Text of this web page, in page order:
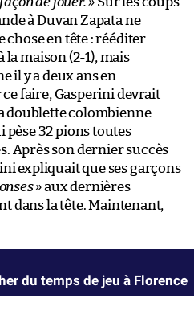
à Duvan Zapata ne
chose en tête : rééditer
la maison (2-1), mais
il y a deux ans en
faire, Gasperini devrait
doublette colombienne
32 pions toutes
Après son dernier succès
expliquait que ses garçons
»aux dernières
dans la tête. Maintenant,
du temps de jeu à Florence